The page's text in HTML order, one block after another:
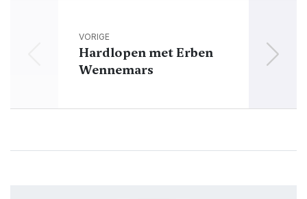
VORIGE
Hardlopen met Erben
Wennemars